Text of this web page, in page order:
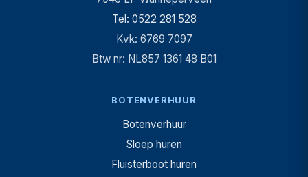
Tel: 0522 281 528
Kvk: 6769 7097
Btw nr: NL857 1361 48 B01
BOTENVERHUUR
Botenverhuur
Sloep huren
Fluisterboot huren